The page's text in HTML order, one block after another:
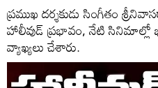
ప్రముఖ దర్శకుడు సింగీతం
హాలీవుడ్ ప్రభావం, నేటి సినిమాల్లో
వ్యాఖ్యలు చేశారు.